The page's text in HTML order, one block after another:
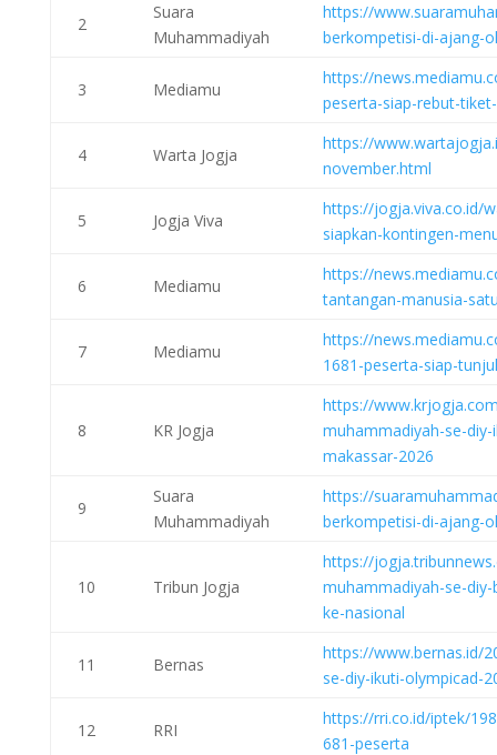
2
Suara
Muhammadiyah
https://
berkompetisi-di-ajang-
3 Mediamu
https://
peserta-siap-rebut-
4 Warta Jogja
https://
november.html
5 Jogja Viva
https://jogja.viva.co.id/
siapkan-kontingen-
6 Mediamu
https://
tantangan-manusia-
7 Mediamu
https://
1681-peserta-siap-
8 KR Jogja
https://
muhammadiyah-se-
makassar-2026
9
Suara
Muhammadiyah
https://
berkompetisi-di-ajang-
10 Tribun Jogja
https://
muhammadiyah-se-
ke-nasional
11 Bernas
https://www.bernas.id/
se-diy-ikuti-olympicad-
12 RRI
https://rri.co.id/iptek/
681-peserta